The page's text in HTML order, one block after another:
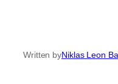
Written byNiklas Leon